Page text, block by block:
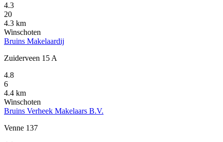
4.3
20
4.3 km
Winschoten
Bruins Makelaardij
Zuiderveen 15 A
4.8
6
4.4 km
Winschoten
Bruins Verheek Makelaars B.V.
Venne 137